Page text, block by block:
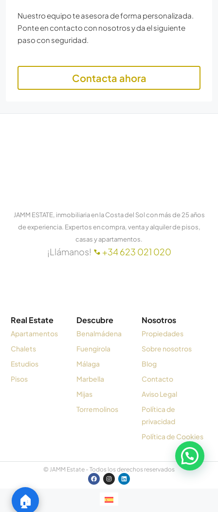
Nuestro equipo te asesora de forma personalizada.
Ponte en contacto con nosotros y da el siguiente
paso con seguridad.
Contacta ahora
JAMM ESTATE, inmobiliaria en la Costa del Sol con más de 25 años
de experiencia. Expertos en compra, venta y alquiler de pisos,
casas y apartamentos.
¡Llámanos! +34 623 021 020
Real Estate
Apartamentos
Chalets
Estudios
Pisos
Descubre
Benalmádena
Fuengirola
Málaga
Marbella
Mijas
Torremolinos
Nosotros
Propiedades
Sobre nosotros
Blog
Contacto
Aviso Legal
Política de
privacidad
Política de Cookies
© JAMM Estate - Todos los derechos reservados
🏠